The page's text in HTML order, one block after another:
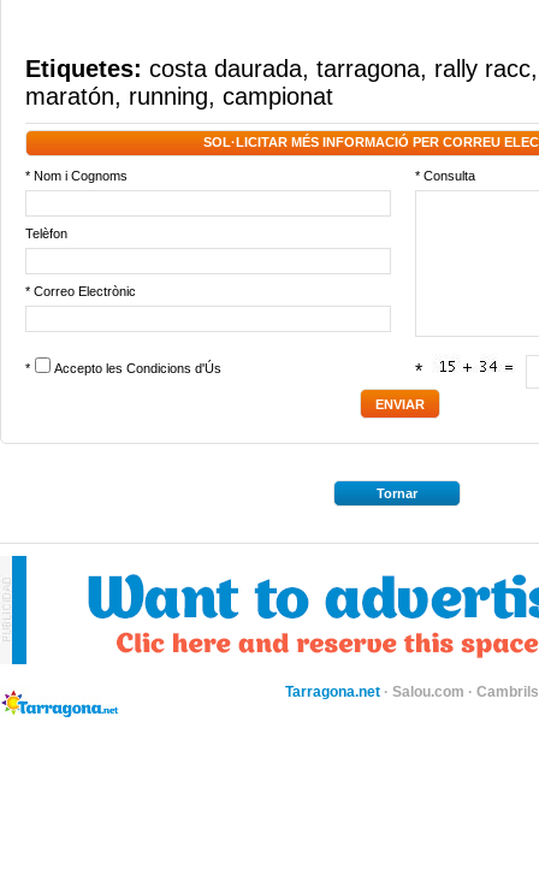
Etiquetes: costa daurada, tarragona, rally racc
maratón, running, campionat
SOL·LICITAR MÉS INFORMACIÓ PER CORREU
* Nom i Cognoms * Consulta
Telèfon
* Correo Electrònic
* Accepto les Condicions d'Ús *
Tornar
Tarragona.net · Salou.com ·